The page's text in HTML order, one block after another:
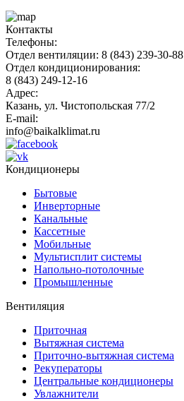
Контакты
Телефоны:
Отдел вентиляции: 8 (843) 239-30-88
Отдел кондиционирования:
8 (843) 249-12-16
Адрес:
Казань, ул. Чистопольская 77/2
E-mail:
info@baikalklimat.ru
Кондиционеры
Бытовые
Инверторные
Канальные
Кассетные
Мобильные
Мультисплит системы
Напольно-потолочные
Промышленные
Вентиляция
Приточная
Вытяжная система
Приточно-вытяжная система
Рекуператоры
Центральные кондиционеры
Увлажнители